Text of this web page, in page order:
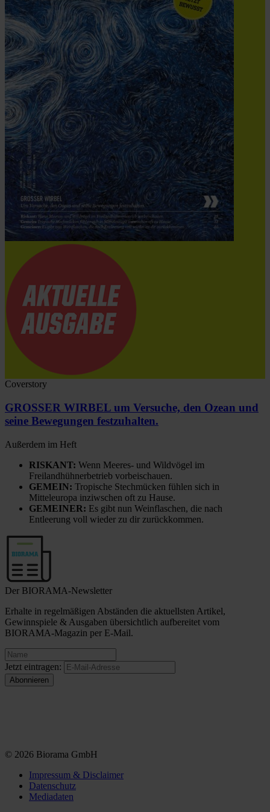
Coverstory
GROSSER WIRBEL um Versuche, den Ozean und
seine Bewegungen festzuhalten.
Außerdem im Heft
RISKANT: Wenn Meeres- und Wildvögel im
Freilandhühnerbetrieb vorbeischauen.
GEMEIN: Tropische Stechmücken fühlen sich in
Mitteleuropa inziwschen oft zu Hause.
GEMEINER: Es gibt nun Weinflaschen, die nach
Entleerung voll wieder zu dir zurückkommen.
Der BIORAMA-Newsletter
Erhalte in regelmäßigen Abständen die aktuellsten Artikel,
Gewinnspiele & Ausgaben übersichtlich aufbereitet vom
BIORAMA-Magazin per E-Mail.
Jetzt eintragen:
© 2026 Biorama GmbH
Impressum & Disclaimer
Datenschutz
Mediadaten